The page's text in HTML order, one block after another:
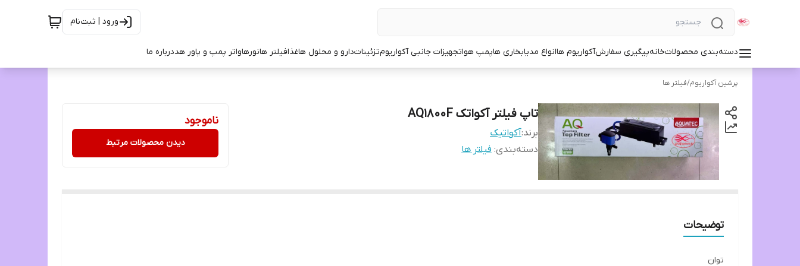
ورود | ثبت‌نام
دسته‌بندی محصولاتخانهپیگیری سفارشآکواریوم هاانواع مدیابخاری هاپمپ هواتجهیزات جانبی آکواریومتزئیناتدارو و محلول هاغذافیلتر هانورهاواتر پمپ و پاور هددرباره ما
پرشین آکواریوم/فیلتر ها
تاپ فیلتر آکواتک AQ1800F
برند:آکواتیک
دسته‌بندی: فیلتر ها
ناموجود
دیدن محصولات مرتبط
توضیحات
توان